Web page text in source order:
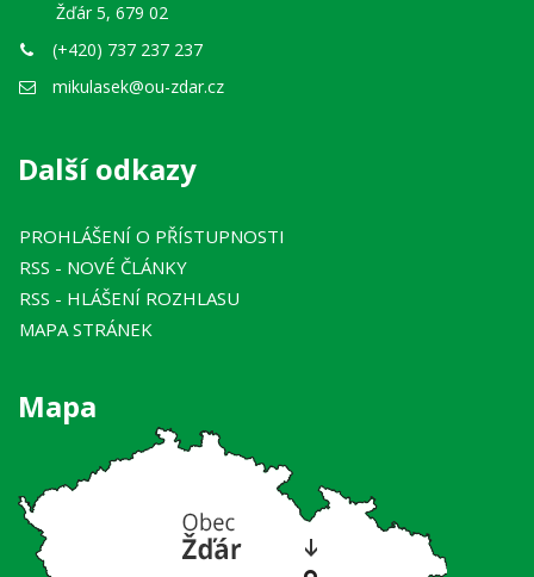
Žďár 5, 679 02
(+420) 737 237 237
mikulasek@ou-zdar.cz
Další odkazy
PROHLÁŠENÍ O PŘÍSTUPNOSTI
RSS - NOVÉ ČLÁNKY
RSS - HLÁŠENÍ ROZHLASU
MAPA STRÁNEK
Mapa